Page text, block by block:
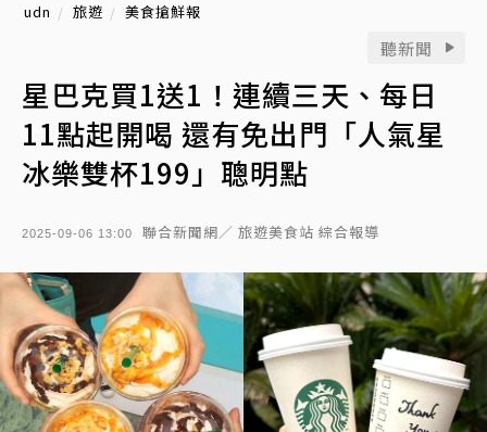
udn 旅遊 美食搶鮮報
聽新聞
星巴克買1送1！連續三天、每日
11點起開喝 還有免出門「人氣星
冰樂雙杯199」聰明點
2025-09-06 13:00 聯合新聞網／ 旅遊美食站 綜合報導